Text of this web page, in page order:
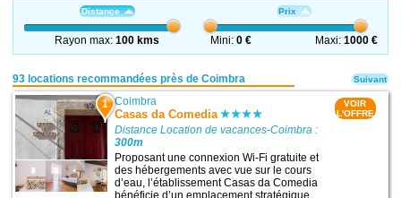
Distance
Rayon max:100 kms
Prix
Mini:0 € Maxi: 1000 €
93 locations recommandées près de Coimbra
1 Coimbra
Casas da Comedia
Distance Location de vacances-Coimbra :
300m
Proposant une connexion Wi-Fi gratuite et
des hébergements avec vue sur le cours
d’eau, l’établissement Casas da Comedia
bénéficie d’un emplacement stratégique
VOIR
L'OFFRE
Suivant